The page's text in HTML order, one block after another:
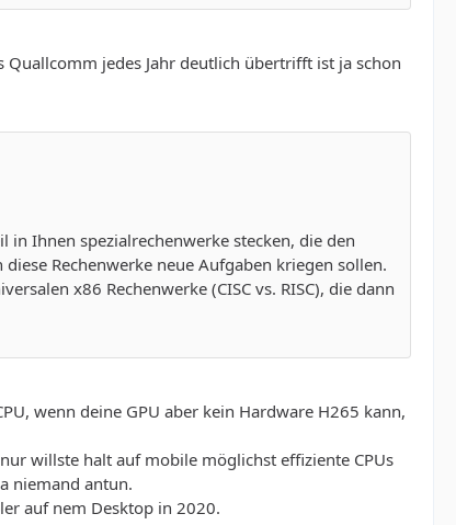
Quallcomm jedes Jahr deutlich übertrifft ist ja schon
in Ihnen spezialrechenwerke stecken, die den
Rechenwerke neue Aufgaben kriegen sollen.
x86 Rechenwerke (CISC vs. RISC), die dann
wenn deine GPU aber kein Hardware H265 kann,
willste halt auf mobile möglichst effiziente CPUs
niemand antun.
auf nem Desktop in 2020.